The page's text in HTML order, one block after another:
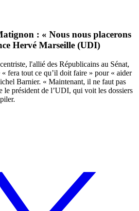
: « Nous nous placerons
Hervé Marseille (UDI)
l'allié des Républicains au Sénat,
fera tout ce qu’il doit faire » pour « aider
Barnier. « Maintenant, il ne faut pas
le président de l’UDI, qui voit les dossiers